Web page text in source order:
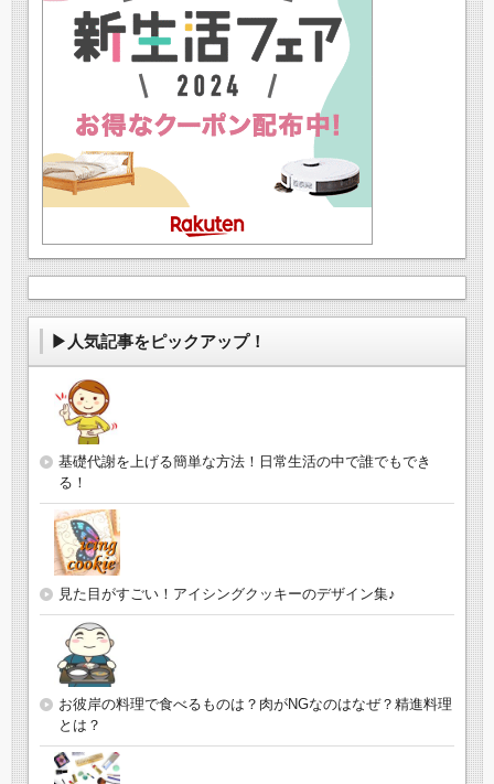
▶人気記事をピックアップ！
基礎代謝を上げる簡単な方法！日常生活の中で誰でもでき
る！
見た目がすごい！アイシングクッキーのデザイン集♪
お彼岸の料理で食べるものは？肉がNGなのはなぜ？精進料理
とは？